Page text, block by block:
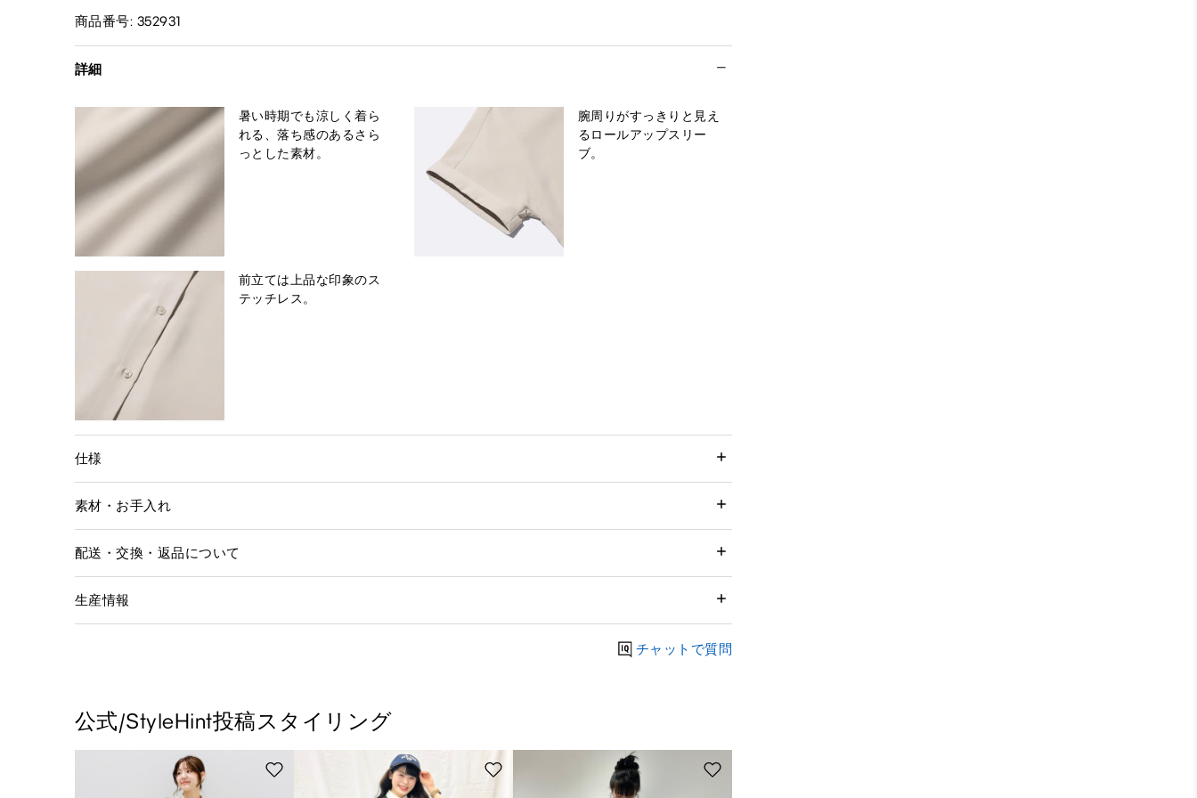
商品番号: 352931
詳細
暑い時期でも涼しく着ら
れる、落ち感のあるさら
っとした素材。
腕周りがすっきりと見え
るロールアップスリー
ブ。
前立ては上品な印象のス
テッチレス。
仕様
素材・お手入れ
配送・交換・返品について
生産情報
チャットで質問
公式/StyleHint投稿スタイリング